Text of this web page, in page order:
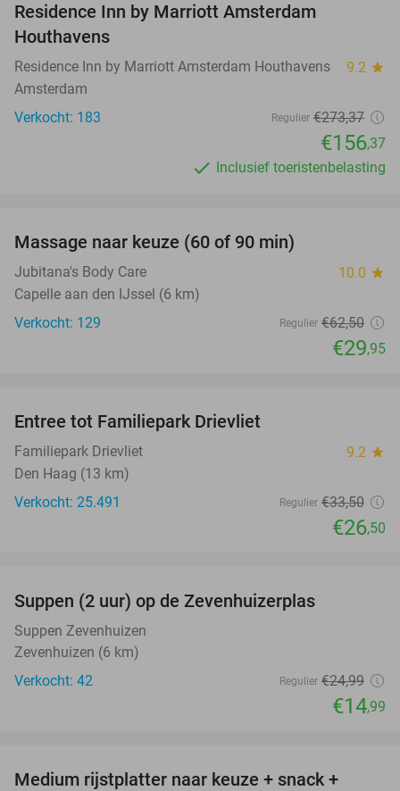
Residence Inn by Marriott Amsterdam
Houthavens
Residence Inn by Marriott Amsterdam Houthavens 9.2 star
Amsterdam
Verkocht: 183
Regulier €273,37
€156,37
Inclusief toeristenbelasting
Massage naar keuze (60 of 90 min)
Jubitana's Body Care 10.0 star
Capelle aan den IJssel (6 km)
Verkocht: 129
Regulier €62,50
€29,95
Entree tot Familiepark Drievliet
Familiepark Drievliet 9.2 star
Den Haag (13 km)
Verkocht: 25.491
Regulier €33,50
€26,50
Suppen (2 uur) op de Zevenhuizerplas
Suppen Zevenhuizen
Zevenhuizen (6 km)
Verkocht: 42
Regulier €24,99
€14,99
Medium rijstplatter naar keuze + snack +